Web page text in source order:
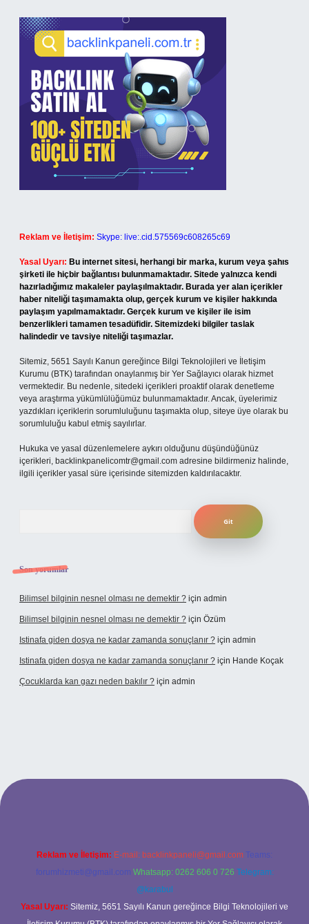
Reklam ve İletişim: Skype: live:.cid.575569c608265c69
Yasal Uyarı: Bu internet sitesi, herhangi bir marka, kurum veya şahıs
şirketi ile hiçbir bağlantısı bulunmamaktadır. Sitede yalnızca kendi
hazırladığımız makaleler paylaşılmaktadır. Burada yer alan içerikler
haber niteliği taşımamakta olup, gerçek kurum ve kişiler hakkında
paylaşım yapılmamaktadır. Gerçek kurum ve kişiler ile isim
benzerlikleri tamamen tesadüfidir. Sitemizdeki bilgiler taslak
halindedir ve tavsiye niteliği taşımazlar.
Sitemiz, 5651 Sayılı Kanun gereğince Bilgi Teknolojileri ve İletişim
Kurumu (BTK) tarafından onaylanmış bir Yer Sağlayıcı olarak hizmet
vermektedir. Bu nedenle, sitedeki içerikleri proaktif olarak denetleme
veya araştırma yükümlülüğümüz bulunmamaktadır. Ancak, üyelerimiz
yazdıkları içeriklerin sorumluluğunu taşımakta olup, siteye üye olarak bu
sorumluluğu kabul etmiş sayılırlar.
Hukuka ve yasal düzenlemelere aykırı olduğunu düşündüğünüz
içerikleri, backlinkpanelicomtr@gmail.com adresine bildirmeniz halinde,
ilgili içerikler yasal süre içerisinde sitemizden kaldırılacaktır.
Son yorumlar
Bilimsel bilginin nesnel olması ne demektir ? için admin
Bilimsel bilginin nesnel olması ne demektir ? için Özüm
Istinafa giden dosya ne kadar zamanda sonuçlanır ? için admin
Istinafa giden dosya ne kadar zamanda sonuçlanır ? için Hande Koçak
Çocuklarda kan gazı neden bakılır ? için admin
Reklam ve İletişim: E-mail: backlinkpaneli@gmail.com Teams:
forumhizmeti@gmail.com Whatsapp: 0262 606 0 726 Telegram:
@karabul
Yasal Uyarı: Sitemiz, 5651 Sayılı Kanun gereğince Bilgi Teknolojileri ve